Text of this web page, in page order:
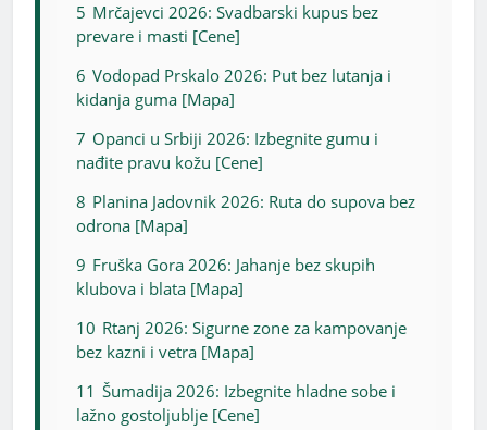
5 Mrčajevci 2026: Svadbarski kupus bez
prevare i masti [Cene]
6 Vodopad Prskalo 2026: Put bez lutanja i
kidanja guma [Mapa]
7 Opanci u Srbiji 2026: Izbegnite gumu i
nađite pravu kožu [Cene]
8 Planina Jadovnik 2026: Ruta do supova bez
odrona [Mapa]
9 Fruška Gora 2026: Jahanje bez skupih
klubova i blata [Mapa]
10 Rtanj 2026: Sigurne zone za kampovanje
bez kazni i vetra [Mapa]
11 Šumadija 2026: Izbegnite hladne sobe i
lažno gostoljublje [Cene]